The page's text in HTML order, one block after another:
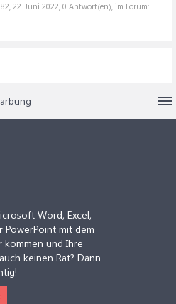
22. Juni 2022, 0 Antwort(en), im Forum:
Word, Excel,
PowerPoint mit dem
kommen und Ihre
keinen Rat? Dann